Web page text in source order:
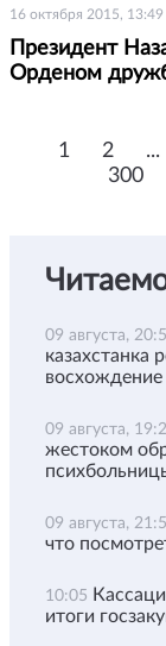
16 октября 2015, 13:49
Президент
Орденом
1 2 ...
300
09 августа,
казахстанка
восхождение
09 августа,
жестоком
09 августа,
что
10:05
итоги